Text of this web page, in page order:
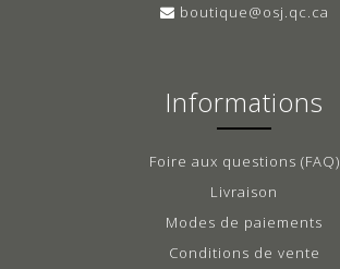
boutique@osj.qc.ca
Informations
Foire aux questions (FAQ)
Livraison
Modes de paiements
Conditions de vente